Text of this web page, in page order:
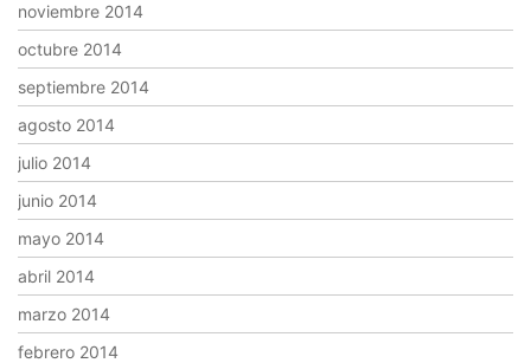
noviembre 2014
octubre 2014
septiembre 2014
agosto 2014
julio 2014
junio 2014
mayo 2014
abril 2014
marzo 2014
febrero 2014